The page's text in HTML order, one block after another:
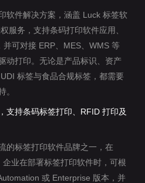
软件解决方案，涵盖 Luck 标签软
服务，支持条码打印软件应用、
可对接 ERP、MES、WMS 等
动打印。无论是产品标识、资产
标签与食品合规标签，都需要
。
支持条码标签打印、RFID 打印及
的标签打印软件品牌之一，在
业在部署标签打印软件时，可根
或 Enterprise 版本，并